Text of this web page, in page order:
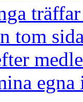
tom
egna